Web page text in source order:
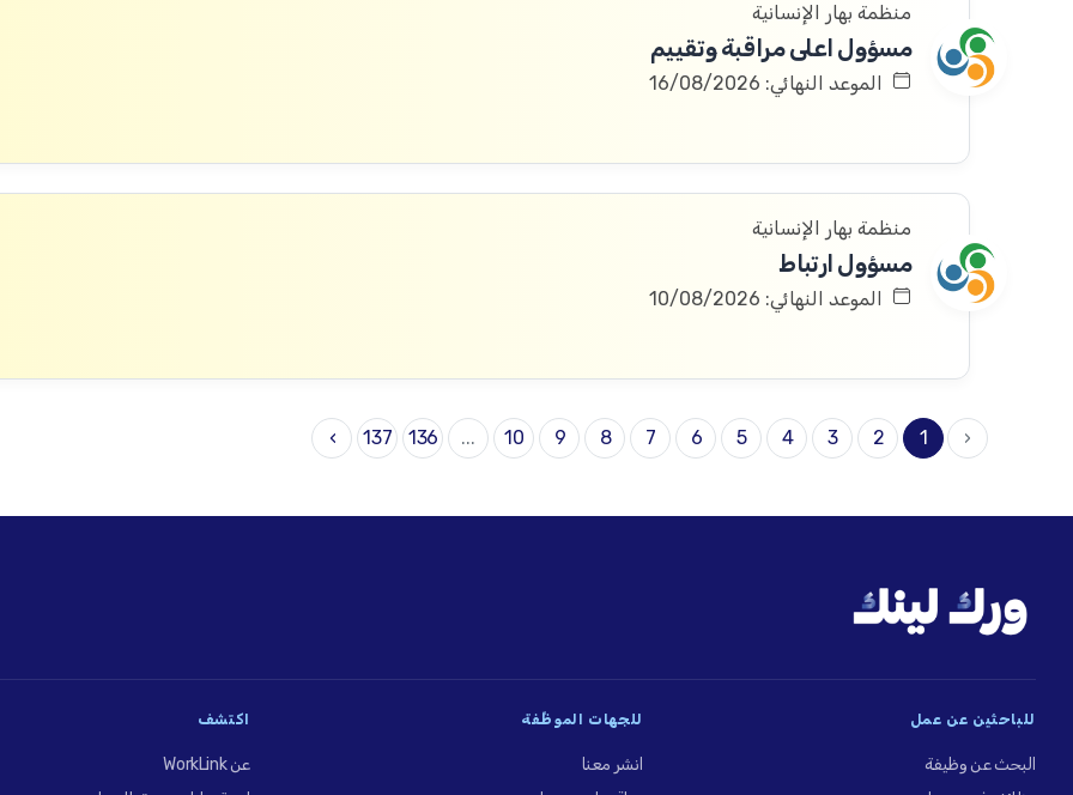
منظمة بهار الإنسانية
مسؤول اعلى مراقبة وتقييم
الموعد النهائي: 16/08/2026
منظمة بهار الإنسانية
مسؤول ارتباط
الموعد النهائي: 10/08/2026
‹
1
2
3
4
5
6
7
8
9
10
...
136
137
›
للباحثين عن عمل
البحث عن وظيفة
للجهات الموظِّفة
انشر معنا
اكتشف
عن WorkLink